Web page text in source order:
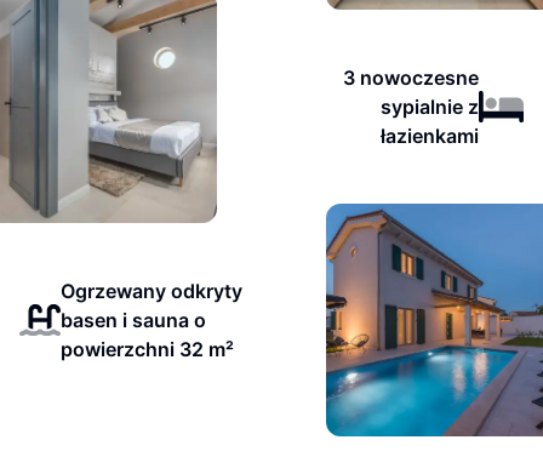
3 nowoczesne
sypialnie z
łazienkami
Ogrzewany odkryty
basen i sauna o
powierzchni 32 m²